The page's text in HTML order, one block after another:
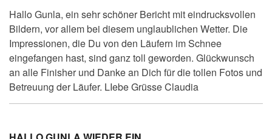
Hallo Gunla, ein sehr schöner Bericht mit eindrucksvollen
Bildern, vor allem bei diesem unglaublichen Wetter. Die
Impressionen, die Du von den Läufern im Schnee
eingefangen hast, sind ganz toll geworden. Glückwunsch
an alle Finisher und Danke an Dich für die tollen Fotos und
Betreuung der Läufer. LIebe Grüsse Claudia